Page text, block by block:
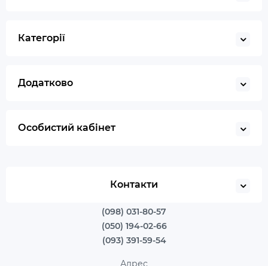
Категорії
Додатково
Особистий кабінет
Контакти
(098) 031-80-57
(050) 194-02-66
(093) 391-59-54
Адрес